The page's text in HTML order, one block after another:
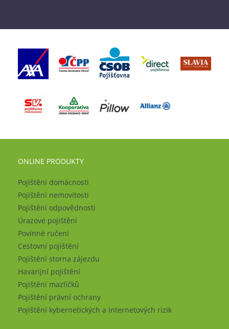
ONLINE PRODUKTY
Pojištění domácnosti
Pojištění nemovitosti
Pojištění odpovědnosti
Úrazové pojištění
Povinné ručení
Cestovní pojištění
Pojištění storna zájezdu
Havarijní pojištění
Pojištění mazlíčků
Pojištění právní ochrany
Pojištění kybernetických a internetových rizik